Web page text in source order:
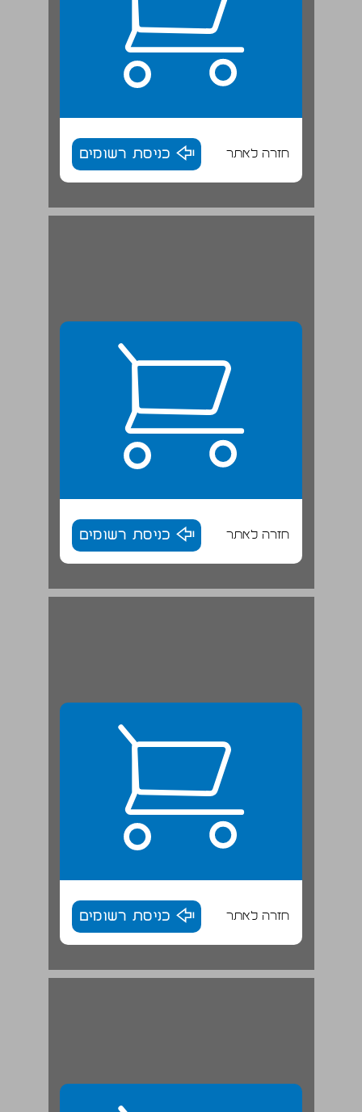
חזרה לאתר כניסת רשומים
חזרה לאתר כניסת רשומים
חזרה לאתר כניסת רשומים